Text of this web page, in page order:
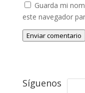
Guarda mi
este navegador
Enviar comentario
Síguenos